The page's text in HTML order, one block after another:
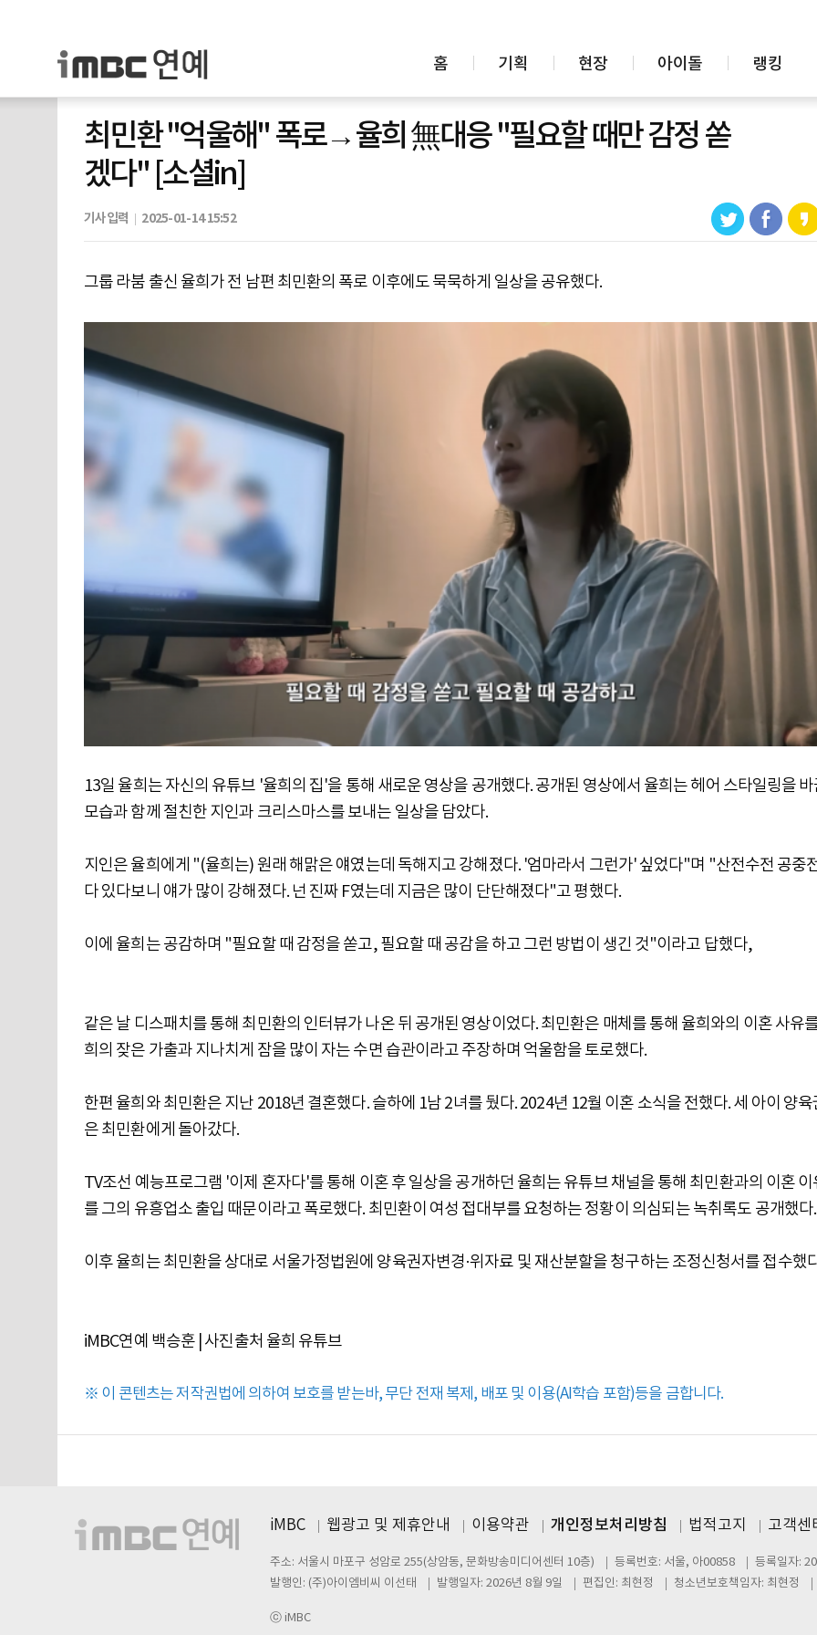
홈 기획 현장 아이돌 랭킹
최민환 "억울해" 폭로→율희 無대응 "필요할 때만 감정 쏟
겠다" [소셜in]
기사입력 2025-01-14 15:52
그룹 라붐 출신 율희가 전 남편 최민환의 폭로 이후에도 묵묵하게 일상을 공유했다.
13일 율희는 자신의 유튜브 '율희의 집'을 통해 새로운 영상을 공개했다. 공개된 영상에서 율희는 헤어 스타일링을
모습과 함께 절친한 지인과 크리스마스를 보내는 일상을 담았다.
지인은 율희에게 "(율희는) 원래 해맑은 얘였는데 독해지고 강해졌다. '엄마라서 그런가' 싶었다"며 "산전수전 공중
다 있다보니 얘가 많이 강해졌다. 넌 진짜 F였는데 지금은 많이 단단해졌다"고 평했다.
이에 율희는 공감하며 "필요할 때 감정을 쏟고, 필요할 때 공감을 하고 그런 방법이 생긴 것"이라고 답했다,
같은 날 디스패치를 통해 최민환의 인터뷰가 나온 뒤 공개된 영상이었다. 최민환은 매체를 통해 율희와의 이혼 사유
희의 잦은 가출과 지나치게 잠을 많이 자는 수면 습관이라고 주장하며 억울함을 토로했다.
한편 율희와 최민환은 지난 2018년 결혼했다. 슬하에 1남 2녀를 뒀다. 2024년 12월 이혼 소식을 전했다. 세 아이 양육
은 최민환에게 돌아갔다.
TV조선 예능프로그램 '이제 혼자다'를 통해 이혼 후 일상을 공개하던 율희는 유튜브 채널을 통해 최민환과의 이혼 이
를 그의 유흥업소 출입 때문이라고 폭로했다. 최민환이 여성 접대부를 요청하는 정황이 의심되는 녹취록도 공개했다.
이후 율희는 최민환을 상대로 서울가정법원에 양육권자변경·위자료 및 재산분할을 청구하는 조정신청서를 접수했
iMBC연예 백승훈 | 사진출처 율희 유튜브
※ 이 콘텐츠는 저작권법에 의하여 보호를 받는바, 무단 전재 복제, 배포 및 이용(AI학습 포함)등을 금합니다.
iMBC 웹광고 및 제휴안내 이용약관 개인정보처리방침 법적고지 고객센
주소: 서울시 마포구 성암로 255(상암동, 문화방송미디어센터 10층) 등록번호: 서울, 아00858
등록일자:
발행인: (주)아이엠비씨 이선태
발행일자: 2026년 8월 9일 편집인: 최현정 청소년보호책임자: 최현정
ⓒ iMBC